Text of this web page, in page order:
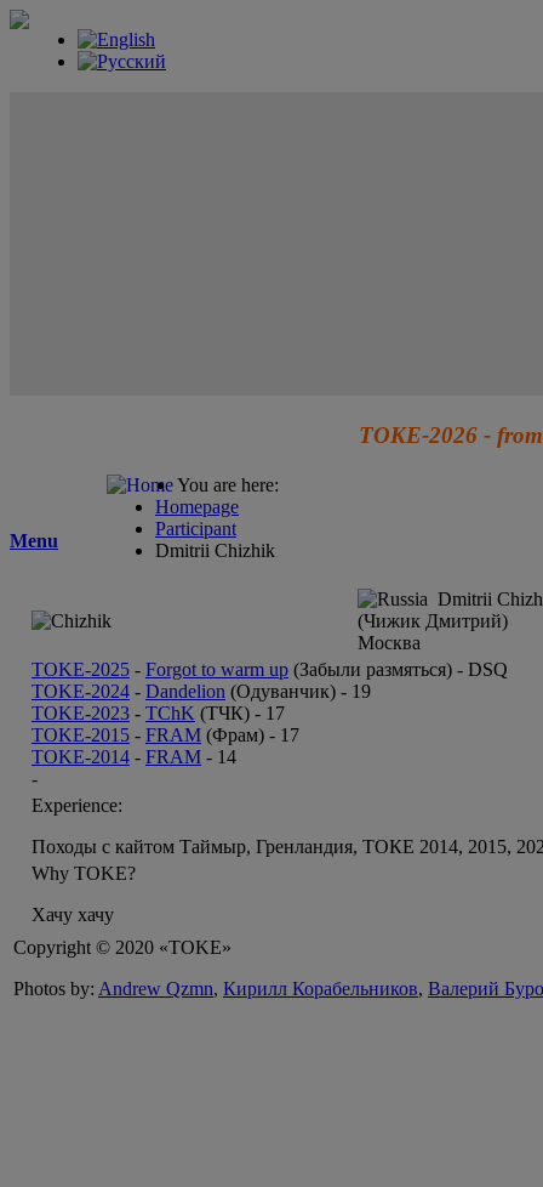
TOKE-2026 -
Menu
You are here:
Homepage
Participant
Dmitrii Chizhik
Dmitrii
(Чижик Дмитрий)
Москва
TOKE-2025 - Forgot to warm up (Забыли размяться) - DSQ
TOKE-2024 - Dandelion (Одуванчик) - 19
TOKE-2023 - TChK (ТЧК) - 17
TOKE-2015 - FRAM (Фрам) - 17
TOKE-2014 - FRAM - 14
-
Experience:
Походы с кайтом Таймыр, Гренландия, ТОКЕ 2014, 2015,
Why TOKE?
Хачу хачу
Copyright © 2020 «TOKE»
Photos by: Andrew Qzmn, Кирилл Корабельников, Валерий